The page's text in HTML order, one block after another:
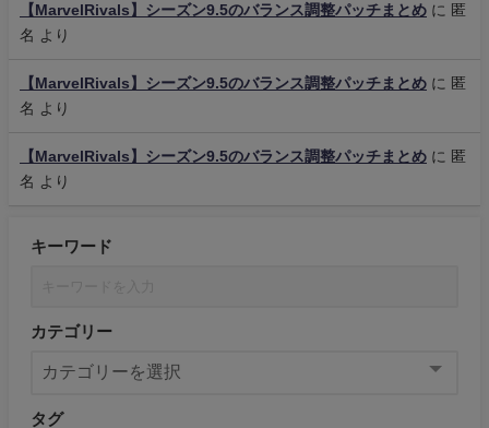
【MarvelRivals】シーズン9.5のバランス調整パッチまとめ に 匿
名
より
【MarvelRivals】シーズン9.5のバランス調整パッチまとめ に 匿
名
より
【MarvelRivals】シーズン9.5のバランス調整パッチまとめ に 匿
名
より
キーワード
カテゴリー
タグ